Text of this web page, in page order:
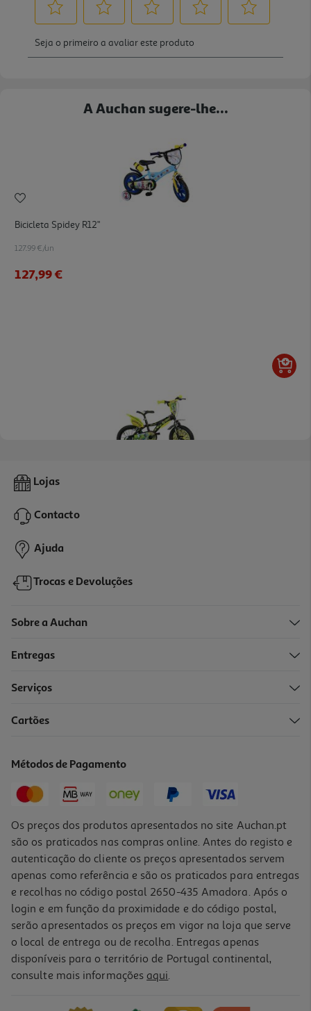
A Auchan sugere-lhe...
Bicicleta Spidey R12"
127.99 €/un
127,99 €
Bicicleta Dino Bikes T-Rex R14"
119,99 €
Bicicleta Batman R14"
Lojas
Contacto
Ajuda
Trocas e Devoluções
Sobre a Auchan
Entregas
Serviços
Cartões
Métodos de Pagamento
Os preços dos produtos apresentados no site Auchan.pt
são os praticados nas compras online. Antes do registo e
autenticação do cliente os preços apresentados servem
apenas como referência e são os praticados para entregas
e recolhas no código postal 2650-435 Amadora. Após o
login e em função da proximidade e do código postal,
serão apresentados os preços em vigor na loja que serve
o local de entrega ou de recolha. Entregas apenas
disponíveis para o território de Portugal continental,
consulte mais informações aqui.